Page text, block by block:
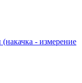
- измерение